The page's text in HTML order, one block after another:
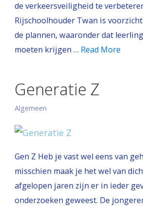
de verkeersveiligheid te
Rijschoolhouder Twan is
de plannen, waaronder dat
moeten krijgen … Read More
Generatie Z
Algemeen
Gen Z Heb je vast wel eens van
misschien maak je het wel van
afgelopen jaren zijn er in ieder
onderzoeken geweest. De